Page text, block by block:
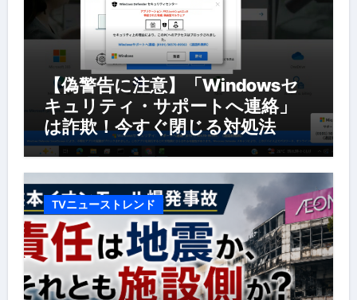
【偽警告に注意】「Windowsセ
キュリティ・サポートへ連絡」
は詐欺！今すぐ閉じる対処法
TVニューストレンド